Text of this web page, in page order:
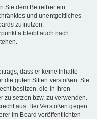
Sie dem Betreiber ein
und unentgeltliches
zu nutzen.
a bleibt auch nach
dass er keine Inhalte
die guten Sitten verstoßen. Sie
besitzen, die in Ihren
setzen bzw. zu verwenden.
aus. Bei Verstößen gegen
im Board veröffentlichten